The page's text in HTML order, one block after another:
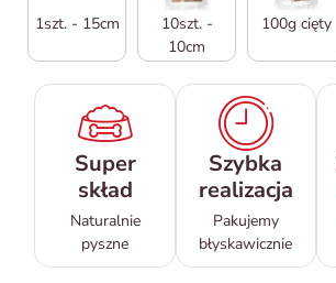
1szt. - 15cm
10szt. -
10cm
100g cięty
Super
skład
Naturalnie
pyszne
Szybka
realizacja
Pakujemy
błyskawicznie